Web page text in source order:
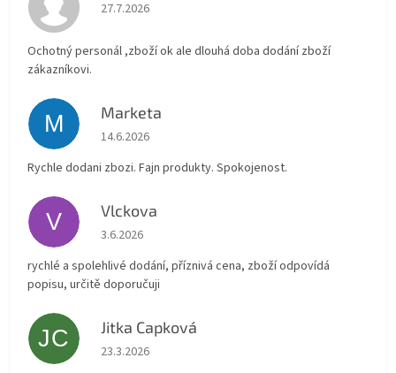
Hodnocení obchodu je 4 z 5 hvězdiček.
27.7.2026
Ochotný personál ,zboží ok ale dlouhá doba dodání zboží
zákazníkovi.
M Marketa
Hodnocení obchodu je 5 z 5 hvězdiček.
14.6.2026
Rychle dodani zbozi. Fajn produkty. Spokojenost.
V Vlckova
Hodnocení obchodu je 5 z 5 hvězdiček.
3.6.2026
rychlé a spolehlivé dodání, příznivá cena, zboží odpovídá
popisu, určitě doporučuji
JC Jitka Capková
Hodnocení obchodu je 5 z 5 hvězdiček.
23.3.2026